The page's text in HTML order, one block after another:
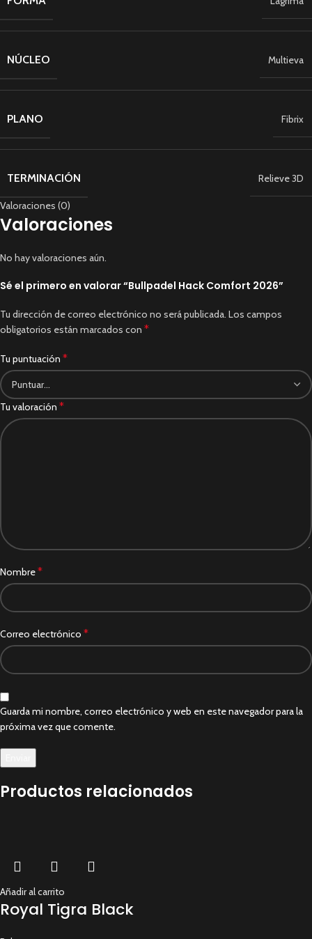
NÚCLEO Multieva
PLANO Fibrix
TERMINACIÓN Relieve 3D
Valoraciones (0)
Valoraciones
No hay valoraciones aún.
Sé el primero en valorar “Bullpadel Hack Comfort 2026”
Tu dirección de correo electrónico no será publicada. Los campos
obligatorios están marcados con *
Tu puntuación *
Tu valoración *
Nombre*
Correo electrónico *
Guarda mi nombre, correo electrónico y web en este navegador para la
próxima vez que comente.
Productos relacionados
Añadir al carrito
Royal Tigra Black